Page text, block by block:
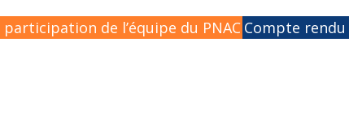
de l’équipe du PNAC Compte